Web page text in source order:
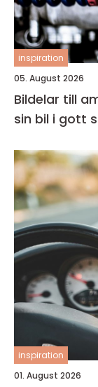
inspiration
05. August 2026
Bildelar till
sin bil i gott
inspiration
01. August 2026